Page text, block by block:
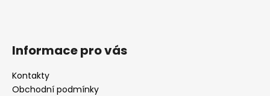
Informace pro vás
Kontakty
Obchodní podmínky